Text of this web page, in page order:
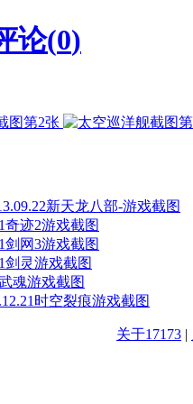
论(0)
新天龙八部-游戏截图
奇迹2游戏截图
剑网3游戏截图
剑灵游戏截图
魂游戏截图
时空裂痕游戏截图
关于17173 |